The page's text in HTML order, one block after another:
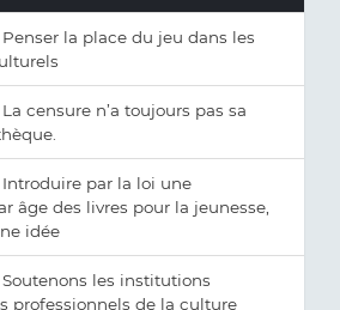
la place du jeu dans les
censure n’a toujours pas sa
par la loi une
âge des livres pour la jeunesse,
idée
les institutions
professionnels de la culture